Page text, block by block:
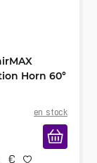
Horn 60°
en stock